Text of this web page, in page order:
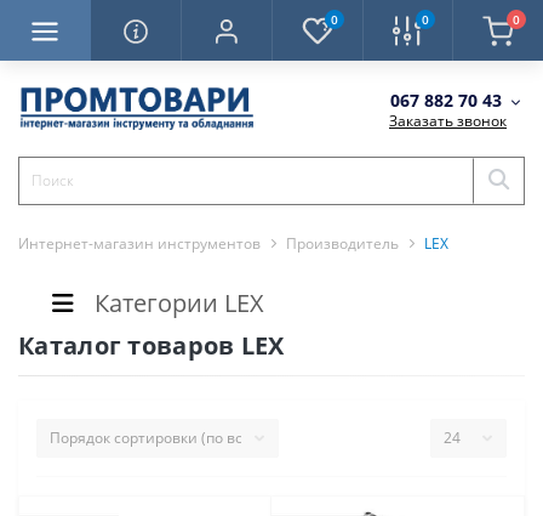
0 0 0
067 882 70 43
Заказать звонок
Интернет-магазин инструментов Производитель LEX
Категории LEX
Каталог товаров LEX